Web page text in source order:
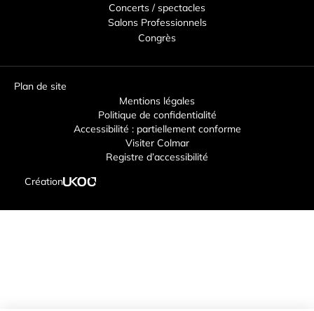
Concerts / spectacles
Salons Professionnels
Congrès
Plan de site
Mentions légales
Politique de confidentialité
Accessibilité : partiellement conforme
Visiter Colmar
Registre d’accessibilité
Création